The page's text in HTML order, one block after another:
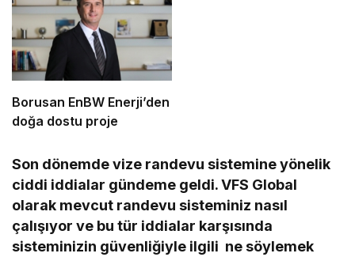
Borusan EnBW Enerji’den
doğa dostu proje
Son dönemde vize randevu sistemine yönelik
ciddi iddialar gündeme geldi. VFS Global
olarak mevcut randevu sisteminiz nasıl
çalışıyor ve bu tür iddialar karşısında
sisteminizin güvenliğiyle ilgili ne söylemek